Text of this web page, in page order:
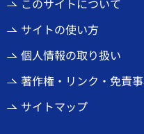
サイトの使い方
個人情報の取り扱い
著作権・リンク・免責
サイトマップ